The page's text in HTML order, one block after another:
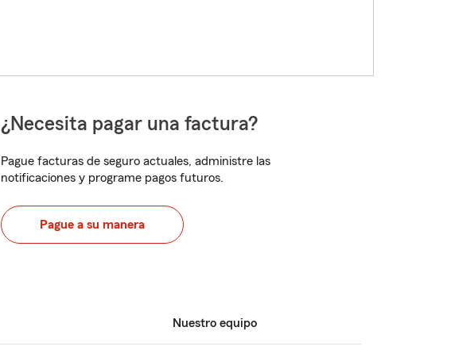
¿Necesita pagar una factura?
Pague facturas de seguro actuales, administre las
notificaciones y programe pagos futuros.
Pague a su manera
Nuestro equipo